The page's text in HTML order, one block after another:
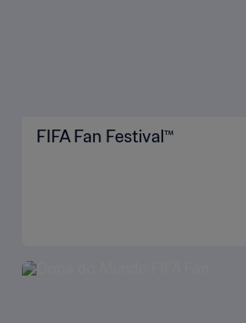
FIFA Fan Festival™